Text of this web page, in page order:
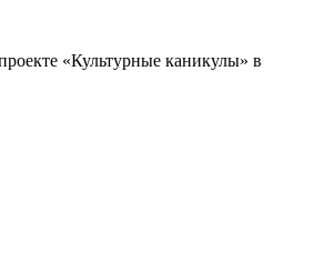
«Культурные каникулы» в